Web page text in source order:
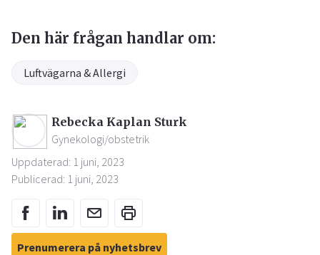
Den här frågan handlar om:
Luftvägarna & Allergi
Rebecka Kaplan Sturk
Gynekologi/obstetrik
Uppdaterad: 1 juni, 2023
Publicerad: 1 juni, 2023
Prenumerera på nyhetsbrev